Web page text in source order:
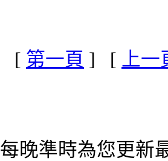
[ 第一頁 ] [ 上一
每晚準時為您更新